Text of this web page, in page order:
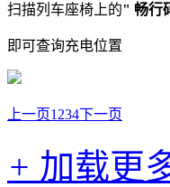
扫描列车座椅上的" 畅行
即可查询充电位置
上一页1 234下一页
+ 加载更